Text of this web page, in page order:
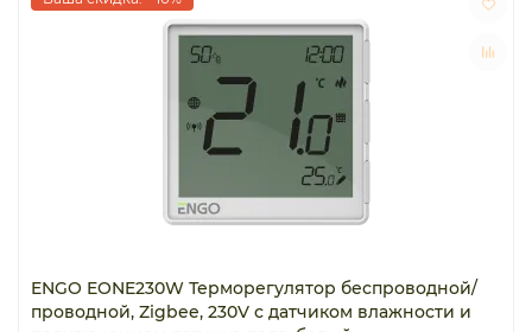
ENGO EONE230W Терморегулятор беспроводной/
проводной, Zigbee, 230V с датчиком влажности и